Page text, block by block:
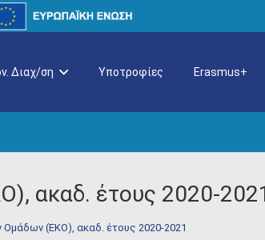
Διαχ/ση Υποτροφίες Erasmus+
ακαδ. έτους 2020-
(ΕΚΟ), ακαδ. έτους 2020-2021